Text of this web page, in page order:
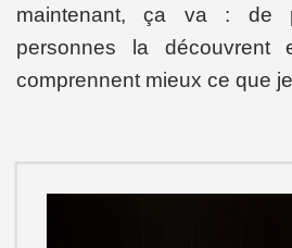
maintenant, ça va : de
personnes la découvrent
comprennent mieux ce que